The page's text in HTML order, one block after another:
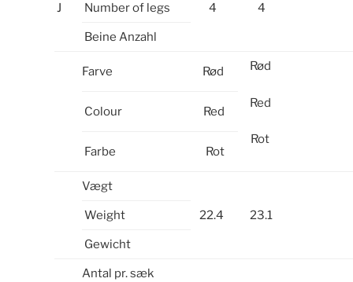
J 4 4
Number of legs
Beine Anzahl
Farve Rød Rød
Red
Rot
Colour Red
Farbe Rot
Vægt
22.4 23.1
Weight
Gewicht
Antal pr. sæk